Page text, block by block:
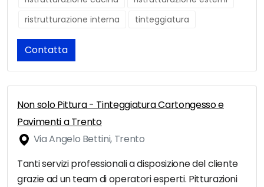
ristrutturazione interna
tinteggiatura
Contatta
Non solo Pittura - Tinteggiatura Cartongesso e
Pavimenti a Trento
Via Angelo Bettini, Trento
Tanti servizi professionali a disposizione del cliente
grazie ad un team di operatori esperti. Pitturazioni